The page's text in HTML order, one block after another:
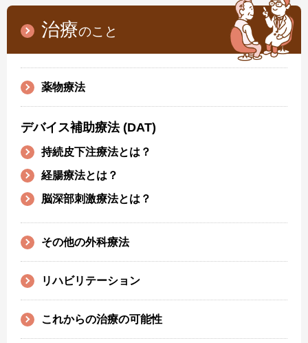
治療のこと
薬物療法
デバイス補助療法 (DAT)
持続皮下注療法とは？
経腸療法とは？
脳深部刺激療法とは？
その他の外科療法
リハビリテーション
これからの治療の可能性